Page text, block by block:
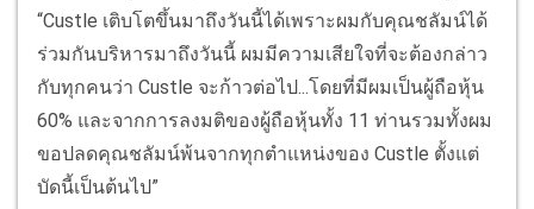
“Custle เติบโตขึ้นมาถึงวันนี้ได้เพราะผมกับคุณชลัมน์ได้
ร่วมกันบริหารมาถึงวันนี้ ผมมีความเสียใจที่จะต้องกล่าว
กับทุกคนว่า Custle จะก้าวต่อไป...โดยที่มีผมเป็นผู้ถือหุ้น
60% และจากการลงมติของผู้ถือหุ้นทั้ง 11 ท่านรวมทั้งผม
ขอปลดคุณชลัมน์พ้นจากทุกตำแหน่งของ Custle ตั้งแต่
บัดนี้เป็นต้นไป”